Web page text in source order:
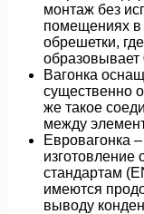
монтаж без
помещениях в
обрешетки,
образовывает
Вагонка
существенно
же такое
между
Евровагонка
изготовление
стандартам
имеются
выводу